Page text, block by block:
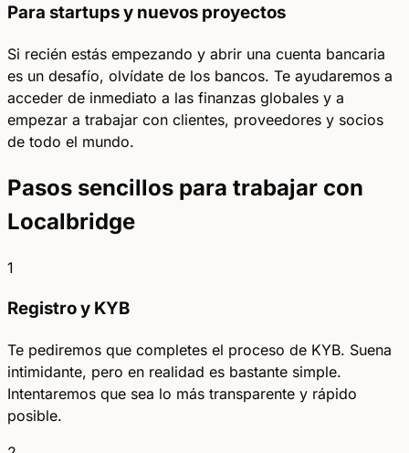
Para startups y nuevos proyectos
Si recién estás empezando y abrir una cuenta bancaria
es un desafío, olvídate de los bancos. Te ayudaremos a
acceder de inmediato a las finanzas globales y a
empezar a trabajar con clientes, proveedores y socios
de todo el mundo.
Pasos sencillos para trabajar con
Localbridge
1
Registro y KYB
Te pediremos que completes el proceso de KYB. Suena
intimidante, pero en realidad es bastante simple.
Intentaremos que sea lo más transparente y rápido
posible.